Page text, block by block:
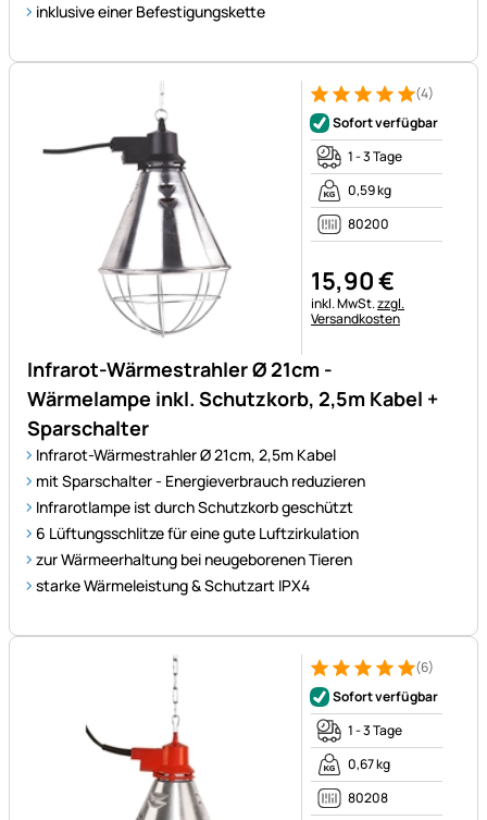
inklusive einer Befestigungskette
Infrarot-Wärmestrahler Ø 21cm -
Wärmelampe inkl. Schutzkorb, 2,5m Kabel +
Sparschalter
Infrarot-Wärmestrahler Ø 21cm, 2,5m Kabel
mit Sparschalter - Energieverbrauch reduzieren
Infrarotlampe ist durch Schutzkorb geschützt
6 Lüftungsschlitze für eine gute Luftzirkulation
zur Wärmeerhaltung bei neugeborenen Tieren
starke Wärmeleistung & Schutzart IPX4
Bewertung: 5 von 5 (4
4 Bewertungen
(4)
Sofort verfügbar
1 - 3 Tage
0,59 kg
80200
15,90€
Steuerhinweis:
inkl. MwSt.zzgl.
Versandkosten
Bewertung: 5 von 5 (6
6 Bewertungen
(6)
Sofort verfügbar
1 - 3 Tage
0,67 kg
80208